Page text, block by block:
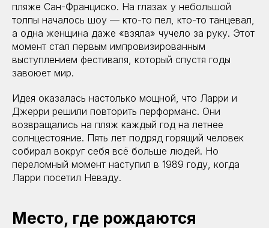
пляже Сан-Франциско. На глазах у небольшой
толпы началось шоу — кто-то пел, кто-то танцевал,
а одна женщина даже «взяла» чучело за руку. Этот
момент стал первым импровизированным
выступлением фестиваля, который спустя годы
завоюет мир.
Идея оказалась настолько мощной, что Ларри и
Джерри решили повторить перформанс. Они
возвращались на пляж каждый год на летнее
солнцестояние. Пять лет подряд горящий человек
собирал вокруг себя всё больше людей. Но
переломный момент наступил в 1989 году, когда
Ларри посетил Неваду.
Место, где рождаются